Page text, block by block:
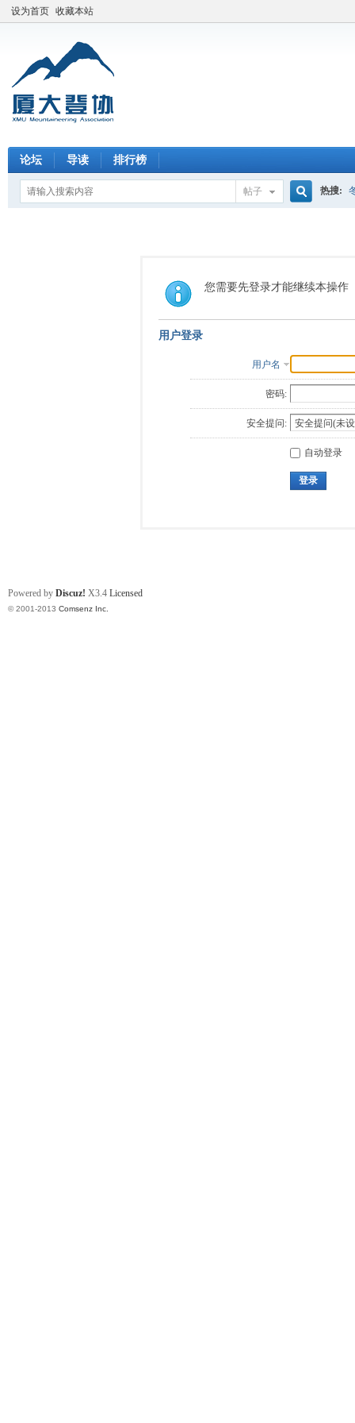
设为首页 收藏本站
论坛 导读 排行榜
帖子
索
热搜:
您需要先登录才能继续本操作
用户登录
用户名
密码:
安全提问:
自动登录
登录
Powered by Discuz! X3.4 Licensed
© 2001-2013 Comsenz Inc.